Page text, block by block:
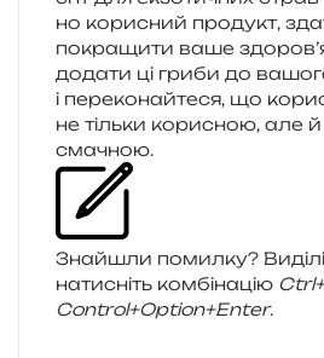
но кори­сний про­дукт,
покра­щи­ти ваше
дода­ти ці гриби до
і пере­ко­най­те­ся, що
не тіль­ки кори­сною, але
смачною.
Знайшли помил­ку?
нати­сніть ком­бі­на­цію
Control+Option+Enter.